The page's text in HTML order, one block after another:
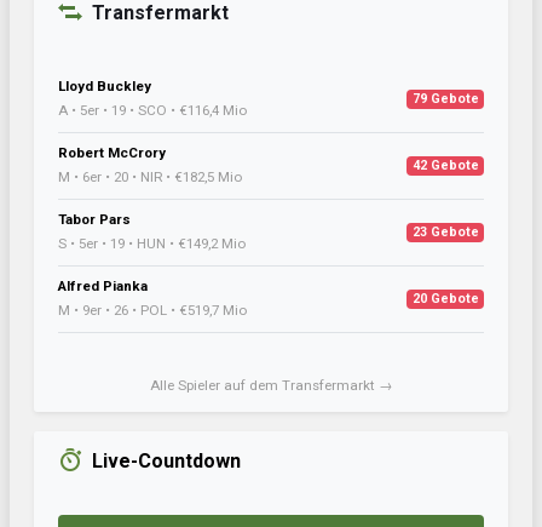
Transfermarkt
Lloyd Buckley
A • 5er • 19 • SCO • €116,4 Mio
79 Gebote
Robert McCrory
M • 6er • 20 • NIR • €182,5 Mio
42 Gebote
Tabor Pars
S • 5er • 19 • HUN • €149,2 Mio
23 Gebote
Alfred Pianka
M • 9er • 26 • POL • €519,7 Mio
20 Gebote
Alle Spieler auf dem Transfermarkt →
Live-Countdown